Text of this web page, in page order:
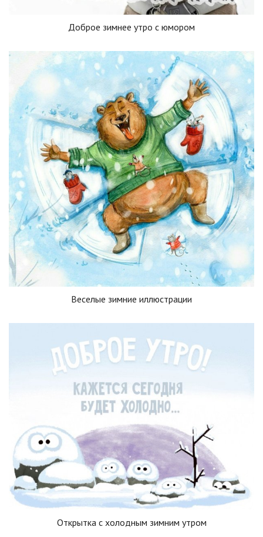
Доброе зимнее утро с юмором
Веселые зимние иллюстрации
Открытка с холодным зимним утром